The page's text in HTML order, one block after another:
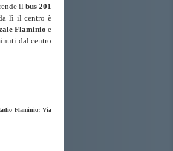
il bus 201
lì il centro è
Flaminio e
dal centro
Flaminio; Via